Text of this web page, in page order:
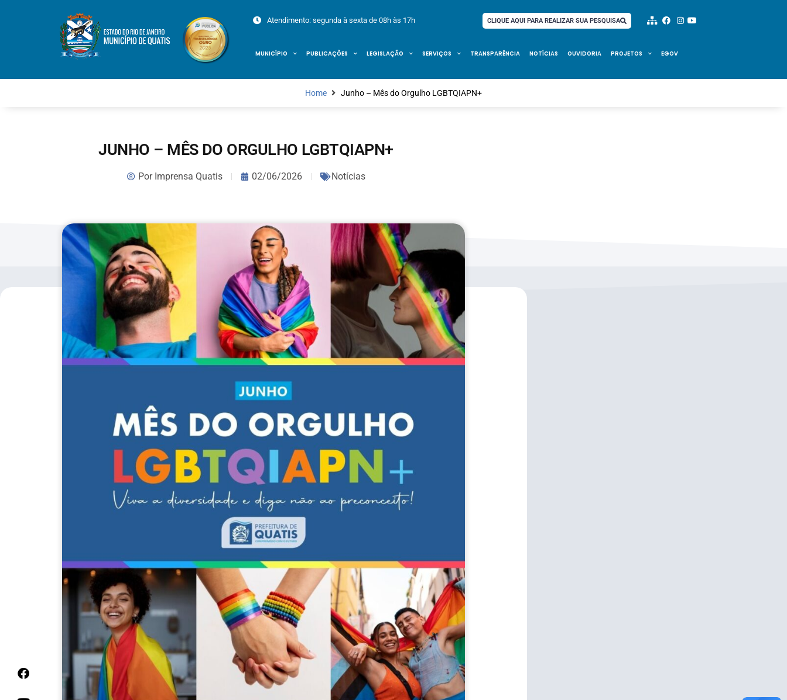
Atendimento: segunda à sexta de 08h às 17h CLIQUE AQUI PARA REALIZAR SUA PESQUISA
MUNICÍPIO PUBLICAÇÕES LEGISLAÇÃO SERVIÇOS TRANSPARÊNCIA NOTÍCIAS OUVIDORIA PROJETOS EGOV
Home Junho – Mês do Orgulho LGBTQIAPN+
JUNHO – MÊS DO ORGULHO LGBTQIAPN+
PorImprensa Quatis 02/06/2026 Notícias